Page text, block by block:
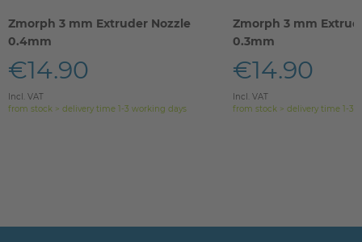
Zmorph 3 mm Extruder Nozzle
0.4mm
€14.90
Incl. VAT
from stock > delivery time 1-3 working days
Zmorph 3 mm
0.3mm
€14.90
Incl. VAT
from stock > delivery time 1-3